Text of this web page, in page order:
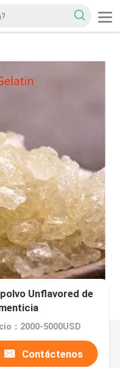
Unflavored de
：2000-5000USD
Contáctenos